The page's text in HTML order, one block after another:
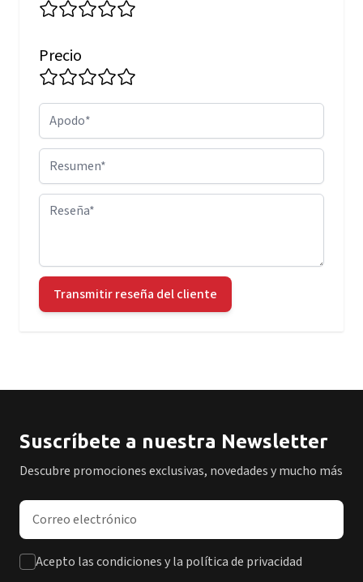
Precio
Apodo
Resumen
Reseña
Transmitir reseña del cliente
Suscríbete a nuestra Newsletter
Descubre promociones exclusivas, novedades y mucho más
Dirección de correo electrónico
Acepto las condiciones y la política de privacidad